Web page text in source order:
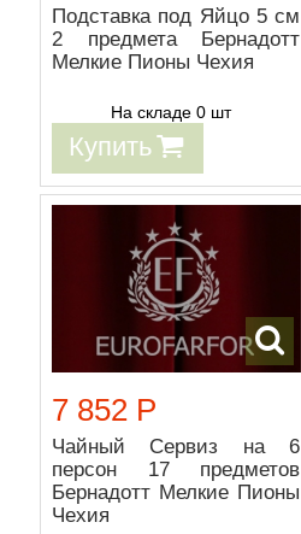
Подставка под Яйцо 5 см
2 предмета Бернадотт
Мелкие Пионы Чехия
На складе 0 шт
Купить
7 852 Р
Чайный Сервиз на 6
персон 17 предметов
Бернадотт Мелкие Пионы
Чехия